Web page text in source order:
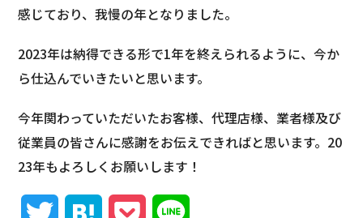
感じており、我慢の年となりました。
2023年は納得できる形で1年を終えられるように、今か
ら仕込んでいきたいと思います。
今年関わっていただいたお客様、代理店様、業者様及び
従業員の皆さんに感謝をお伝えできればと思います。20
23年もよろしくお願いします！